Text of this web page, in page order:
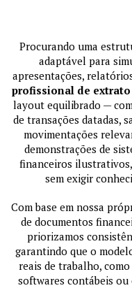
Procurando uma
adaptável para
apresentações,
profissional de
layout equilibrado —
de transações datadas,
movimentações
demonstrações de
financeiros
sem exigir
Com base em nossa
de documentos
priorizamos
garantindo que o
reais de trabalho,
softwares contábeis ou